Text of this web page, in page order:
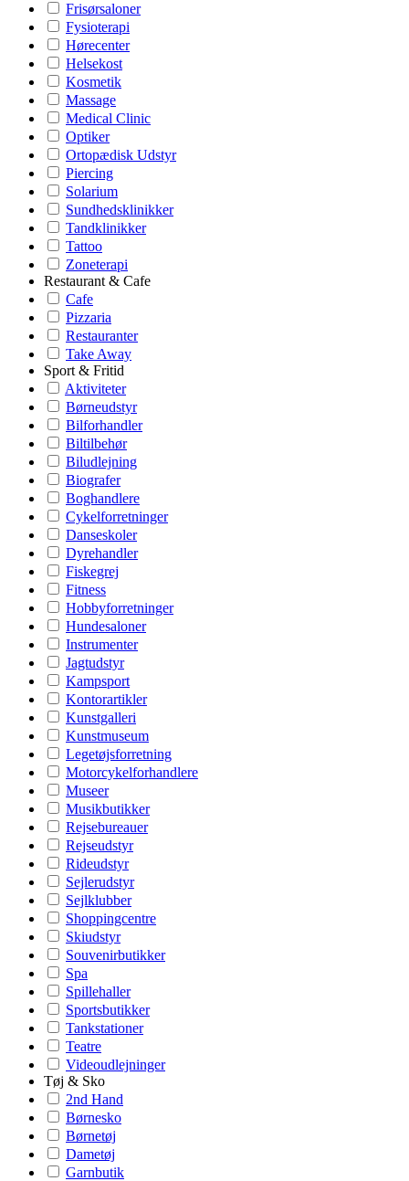
Frisørsaloner
Fysioterapi
Hørecenter
Helsekost
Kosmetik
Massage
Medical Clinic
Optiker
Ortopædisk Udstyr
Piercing
Solarium
Sundhedsklinikker
Tandklinikker
Tattoo
Zoneterapi
Restaurant & Cafe
Cafe
Pizzaria
Restauranter
Take Away
Sport & Fritid
Aktiviteter
Børneudstyr
Bilforhandler
Biltilbehør
Biludlejning
Biografer
Boghandlere
Cykelforretninger
Danseskoler
Dyrehandler
Fiskegrej
Fitness
Hobbyforretninger
Hundesaloner
Instrumenter
Jagtudstyr
Kampsport
Kontorartikler
Kunstgalleri
Kunstmuseum
Legetøjsforretning
Motorcykelforhandlere
Museer
Musikbutikker
Rejsebureauer
Rejseudstyr
Rideudstyr
Sejlerudstyr
Sejlklubber
Shoppingcentre
Skiudstyr
Souvenirbutikker
Spa
Spillehaller
Sportsbutikker
Tankstationer
Teatre
Videoudlejninger
Tøj & Sko
2nd Hand
Børnesko
Børnetøj
Dametøj
Garnbutik